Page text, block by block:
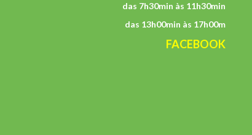
das 7h30min às 11h30min
das 13h00min às 17h00m
FACEBOOK